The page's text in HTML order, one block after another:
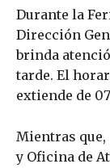
Durante la
Dirección
brinda
tarde. El
extiende de
Mientras
y Oficina de